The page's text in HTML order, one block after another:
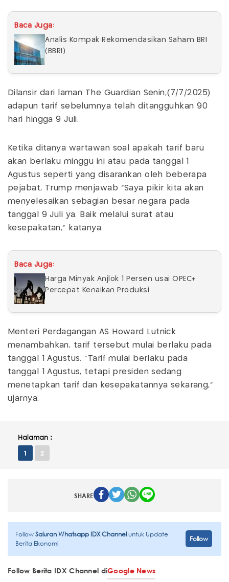
Baca Juga:
Analis Kompak Rekomendasikan Saham BRI
(BBRI)
Dilansir dari laman The Guardian Senin,(7/7/2025)
adapun tarif sebelumnya telah ditangguhkan 90
hari hingga 9 Juli.
Ketika ditanya wartawan soal apakah tarif baru
akan berlaku minggu ini atau pada tanggal 1
Agustus seperti yang disarankan oleh beberapa
pejabat, Trump menjawab "Saya pikir kita akan
menyelesaikan sebagian besar negara pada
tanggal 9 Juli ya. Baik melalui surat atau
kesepakatan," katanya.
Baca Juga:
Harga Minyak Anjlok 1 Persen usai OPEC+
Percepat Kenaikan Produksi
Menteri Perdagangan AS Howard Lutnick
menambahkan, tarif tersebut mulai berlaku pada
tanggal 1 Agustus. "Tarif mulai berlaku pada
tanggal 1 Agustus, tetapi presiden sedang
menetapkan tarif dan kesepakatannya sekarang,"
ujarnya.
Halaman :
1 2
SHARE
FollowSaluran Whatsapp IDX Channeluntuk Update
Berita Ekonomi
Follow
Follow Berita IDX Channel diGoogle News